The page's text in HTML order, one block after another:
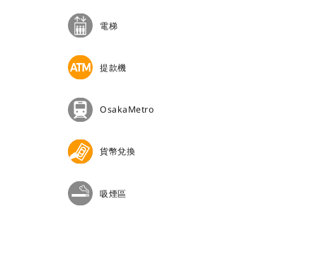
電梯
提款機
OsakaMetro
貨幣兌換
吸煙區